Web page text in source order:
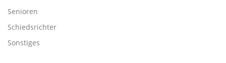
Senioren
Schiedsrichter
Sonstiges